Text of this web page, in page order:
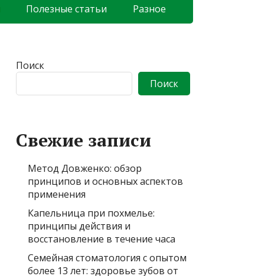
Полезные статьи Разное
Поиск
Поиск
Свежие записи
Метод Довженко: обзор
принципов и основных аспектов
применения
Капельница при похмелье:
принципы действия и
восстановление в течение часа
Семейная стоматология с опытом
более 13 лет: здоровье зубов от